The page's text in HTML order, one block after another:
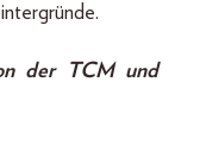
der TCM und